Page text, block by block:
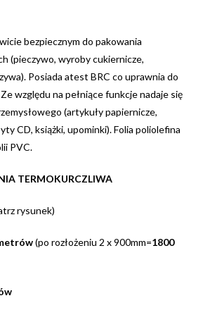
bezpiecznym do pakowania
(pieczywo, wyroby cukiernicze,
Posiada atest BRC co uprawnia do
względu na pełniące funkcje nadaje się
(artykuły papiernicze,
CD, książki, upominki). Folia poliolefina
PVC.
TERMOKURCZLIWA
rysunek)
(po rozłożeniu 2 x 900mm=1800